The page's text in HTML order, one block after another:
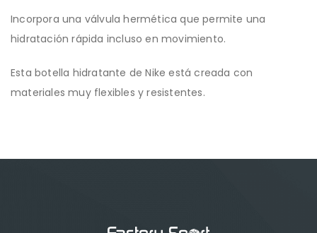
Incorpora una válvula hermética que permite una
hidratación rápida incluso en movimiento.
Esta botella hidratante de Nike está creada con
materiales muy flexibles y resistentes.